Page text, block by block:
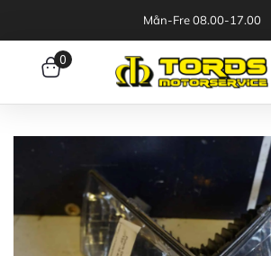
Mån-Fre 08.00-17.00
0